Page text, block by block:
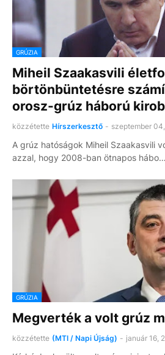
GRÚZIA
Miheil Szaakasvili
börtönbüntetésre
orosz-grúz háború
közzétette Hírszerkesztő - szeptember
A grúz hatóságok Miheil Szaakasvili
azzal, hogy 2008-ban ötnapos hábo…
GRÚZIA
Megverték a volt grúz
közzétette (MTI / Napi Újság) - január 16,